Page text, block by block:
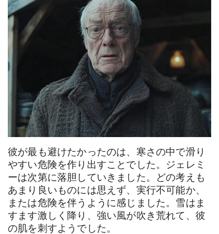
彼が最も避けたかったのは、寒さの中で滑り
やすい危険を作り出すことでした。ジェレミ
ーは次第に落胆していきました。どの考えも
あまり良いものには思えず、実行不可能か、
または危険を伴うように感じました。雪はま
すます激しく降り、強い風が吹き荒れて、彼
の肌を刺すようでした。